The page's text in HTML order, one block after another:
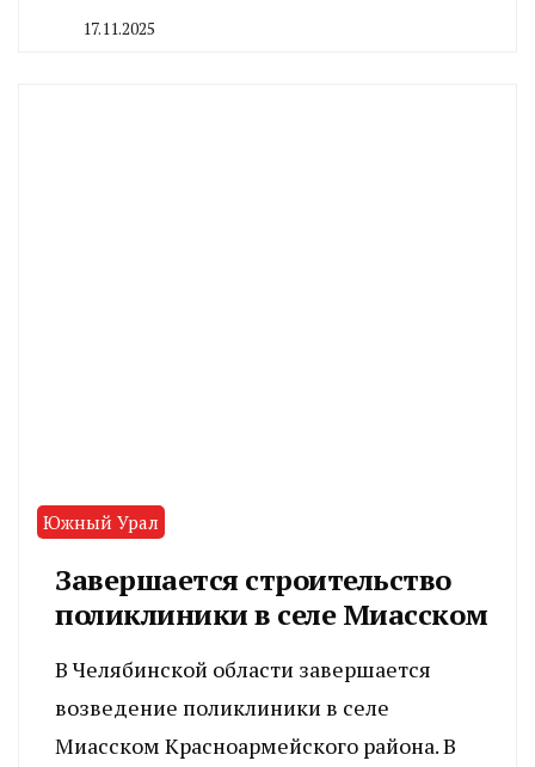
17.11.2025
Южный Урал
Завершается строительство
поликлиники в селе Миасском
В Челябинской области завершается
возведение поликлиники в селе
Миасском Красноармейского района. В